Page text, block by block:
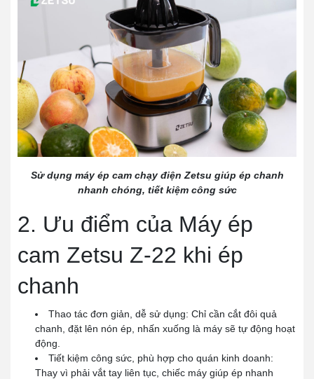
Sử dụng máy ép cam chạy điện Zetsu giúp ép chanh
nhanh chóng, tiết kiệm công sức
2. Ưu điểm của Máy ép
cam Zetsu Z-22 khi ép
chanh
Thao tác đơn giản, dễ sử dụng: Chỉ cần cắt đôi quả
chanh, đặt lên nón ép, nhấn xuống là máy sẽ tự động hoạt
động.
Tiết kiệm công sức, phù hợp cho quán kinh doanh:
Thay vì phải vắt tay liên tục, chiếc máy giúp ép nhanh